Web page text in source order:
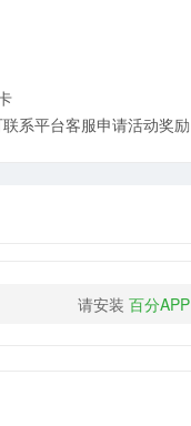
系平台客服申请活动奖励
请安装 百分APP